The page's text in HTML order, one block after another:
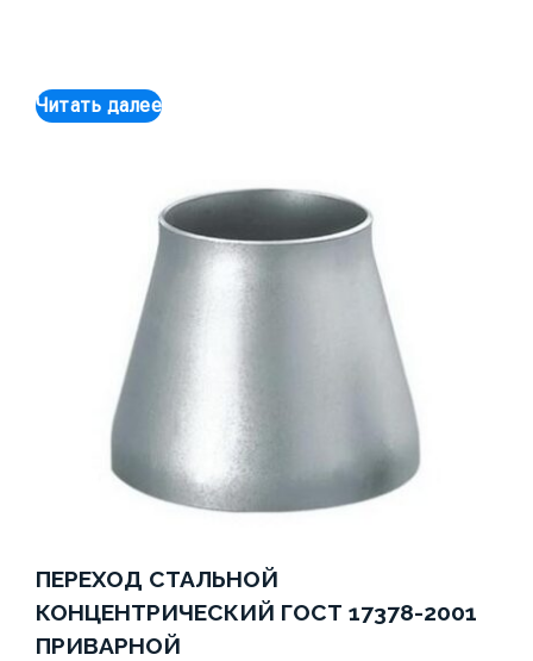
Читать далее
ПЕРЕХОД СТАЛЬНОЙ
КОНЦЕНТРИЧЕСКИЙ ГОСТ 17378-2001
ПРИВАРНОЙ